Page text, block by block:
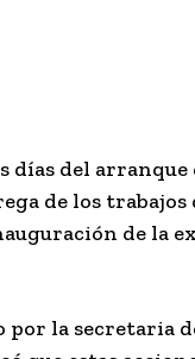
del
de los
de la
la secretaria